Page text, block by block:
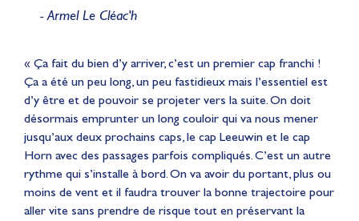
- Armel Le Cléac'h
« Ça fait du bien d’y arriver, c’est un premier cap franchi !
Ça a été un peu long, un peu fastidieux mais l’essentiel est
d’y être et de pouvoir se projeter vers la suite. On doit
désormais emprunter un long couloir qui va nous mener
jusqu’aux deux prochains caps, le cap Leeuwin et le cap
Horn avec des passages parfois compliqués. C’est un autre
rythme qui s’installe à bord. On va avoir du portant, plus ou
moins de vent et il faudra trouver la bonne trajectoire pour
aller vite sans prendre de risque tout en préservant la